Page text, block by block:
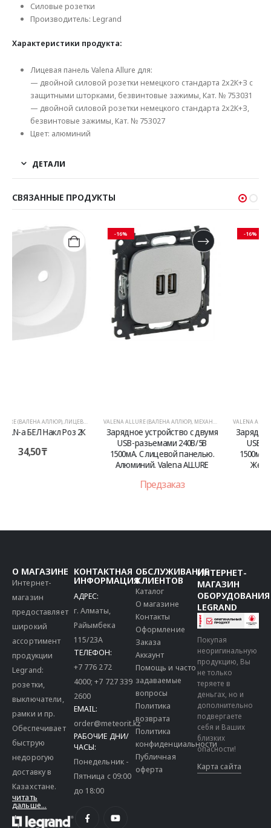
Силовые розетки
Производитель: Legrand
Характеристики продукта:
Лицевая панель Valena Allure для:
— двойной силовой розетки немецкого стандарта 2х2К+З с
защитными шторками, безвинтовые зажимы, Кат. № 753031
— двойной силовой розетки немецкого стандарта 2х2К+З,
безвинтовые зажимы, Кат. № 753027
Цвет: алюминий
ДЕТАЛИ
СВЯЗАННЫЕ ПРОДУКТЫ
VALENA ALLURE (ВАЛЕНА АЛЛЮР) МЕХАНИЗМЫ
Зарядное устройство с двумя
1500мА. С лицевой панелью.
Алюминий. Valena ALLURE
-16%
VALENA ALLURE (ВАЛЕНА АЛЛЮР) МЕХАНИЗМЫ
Зарядное устройство с двумя
USB-разьемами 240В/5В
1500мА. С лицевой панелью.
Жемчуг. Valena ALLURE
Предзаказ
О МАГАЗИНЕ
Интернет-
магазин
предоставляет
широкий
ассортимент
продукции
Legrand:
розетки,
выключатели,
рамки и пр.
Обеспечивает
быструю
недорогую
доставку в
Казахстане.
читать
дальше...
КОНТАКТНАЯ
ИНФОРМАЦИЯ
АДРЕС:
г. Алматы,
Райымбека
115/23A
ТЕЛЕФОН:
+7 776 272
4000;+7 727 339
2600
EMAIL:
order@meteorit.kz
РАБОЧИЕ ДНИ/
ЧАСЫ:
Понедельник -
Пятница с 09:00
до 18:00
ОБСЛУЖИВАНИЕ
КЛИЕНТОВ
Каталог
О магазине
Контакты
Оформление
Заказа
Аккаунт
Помощь и часто
задаваемые
вопросы
Политика
возврата
Политика
конфиденциальности
Публичная
оферта
ИНТЕРНЕТ-
МАГАЗИН
ОБОРУДОВАНИЯ
LEGRAND
Покупая
неоригинальную
продукцию, Вы
не только
теряете в
деньгах, но и
дополнительно
подвергаете
себя и Ваших
близких
опасности!
Карта сайта